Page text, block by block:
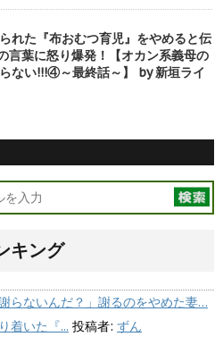
れた『布おむつ育児』をやめると伝
言葉に怒り爆発！【オカン系義母の
ない!!!④～最終話～】 by 新垣ライ
キング
謝らないんだ？」謝るのをやめた妻…
着いた『... 投稿者: ずん